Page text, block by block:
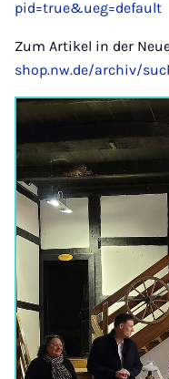
pid=true&ueg=default
Zum Artikel in der
shop.nw.de/archiv/